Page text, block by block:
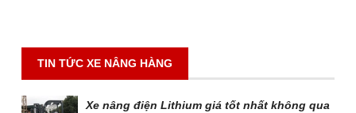
TIN TỨC XE NÂNG HÀNG
Xe nâng điện Lithium giá tốt nhất không qua